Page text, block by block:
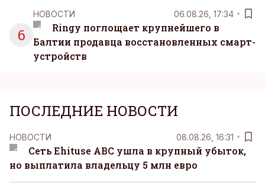
6
НОВОСТИ 06.08.26, 17:34
Ringy поглощает крупнейшего в
Балтии продавца восстановленных смарт-
устройств
ПОСЛЕДНИЕ НОВОСТИ
НОВОСТИ 08.08.26, 16:31
Сеть Ehituse ABC ушла в крупный убыток,
но выплатила владельцу 5 млн евро